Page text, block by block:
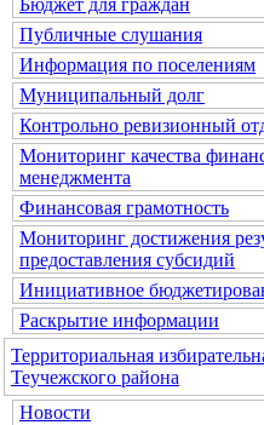
Бюджет для граждан
Публичные слушания
Информация по поселениям
Муниципальный долг
Контрольно ревизионный
Мониторинг качества
менеджмента
Финансовая грамотность
Мониторинг достижения
предоставления субсидий
Инициативное
Раскрытие информации
Территориальная
Теучежского района
Новости